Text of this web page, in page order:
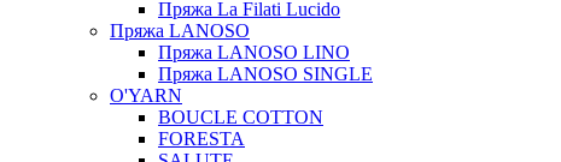
Пряжа La Filati Lucido
Пряжа LANOSO
Пряжа LANOSO LINO
Пряжа LANOSO SINGLE
O'YARN
BOUCLE COTTON
FORESTA